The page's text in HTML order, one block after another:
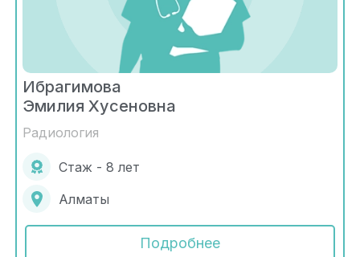
Ибрагимова
Эмилия Хусеновна
Радиология
Стаж - 8 лет
Алматы
Подробнее